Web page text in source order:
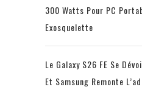
300 Watts Pour PC
Exosquelette
Le Galaxy S26 FE Se
Et Samsung Remonte